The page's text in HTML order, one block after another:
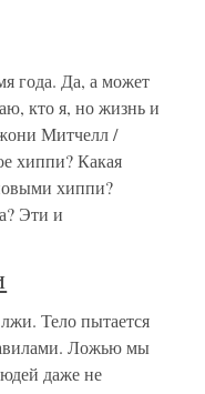
года. Да, а может
кто я, но жизнь и
Митчелл /
хиппи? Какая
хиппи?
Эти и
Тело пытается
Ложью мы
даже не